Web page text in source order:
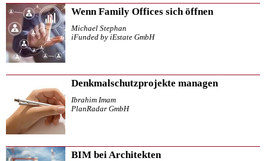
Wenn Family Offices sich öffnen
Michael Stephan
iFunded by iEstate GmbH
Denkmalschutzprojekte managen
Ibrahim Imam
PlanRadar GmbH
BIM bei Architekten